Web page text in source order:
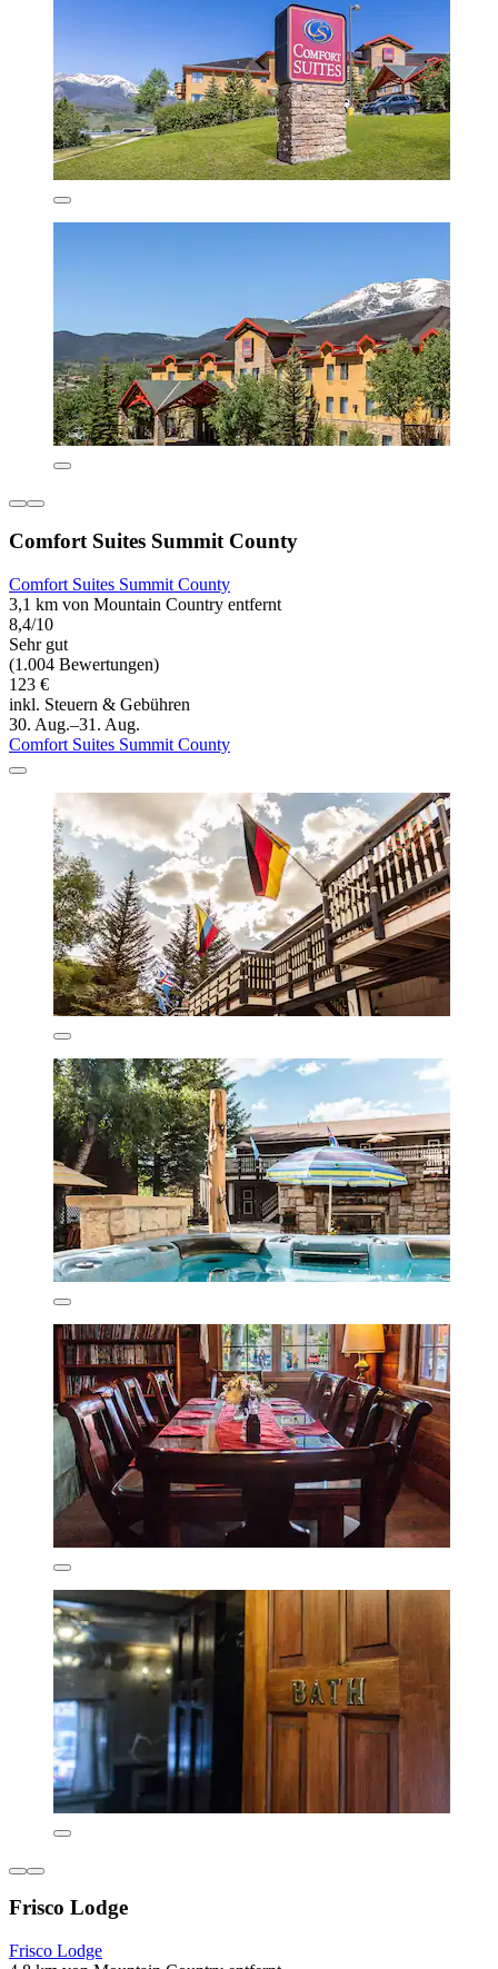
Comfort Suites Summit County
Comfort Suites Summit County
3,1 km von Mountain Country entfernt
8,4/10
Sehr gut
(1.004 Bewertungen)
123 €
inkl. Steuern & Gebühren
30. Aug.–31. Aug.
Comfort Suites Summit County
Frisco Lodge
Frisco Lodge